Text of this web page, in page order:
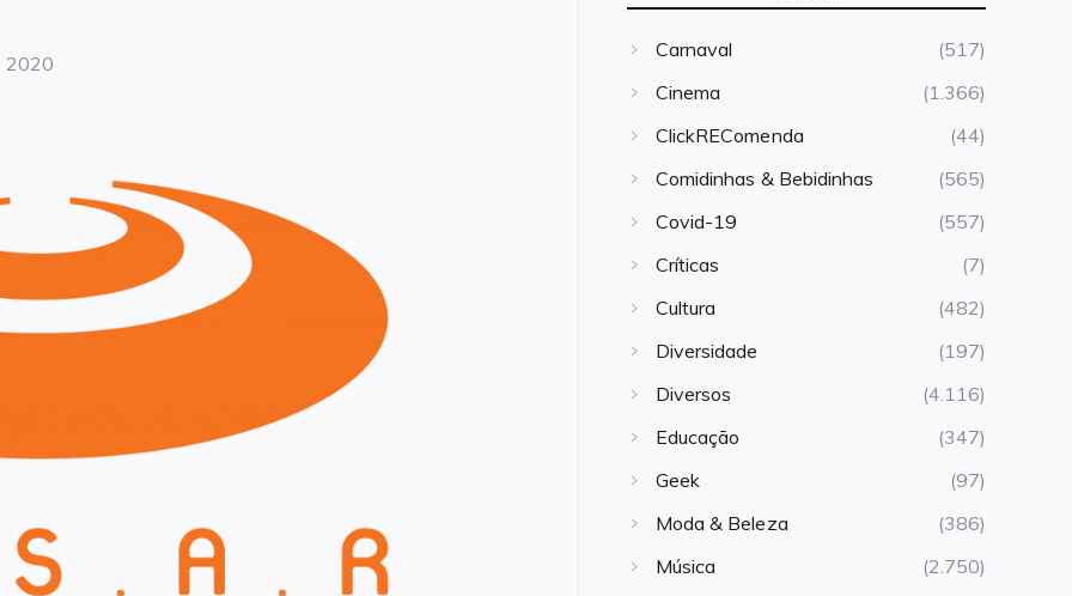
2020
Carnaval
(517)
Cinema
(1.366)
ClickREComenda
(44)
Comidinhas & Bebidinhas
(565)
Covid-19
(557)
Críticas
(7)
Cultura
(482)
Diversidade
(197)
Diversos
(4.116)
Educação
(347)
Geek
(97)
Moda & Beleza
(386)
Música
(2.750)